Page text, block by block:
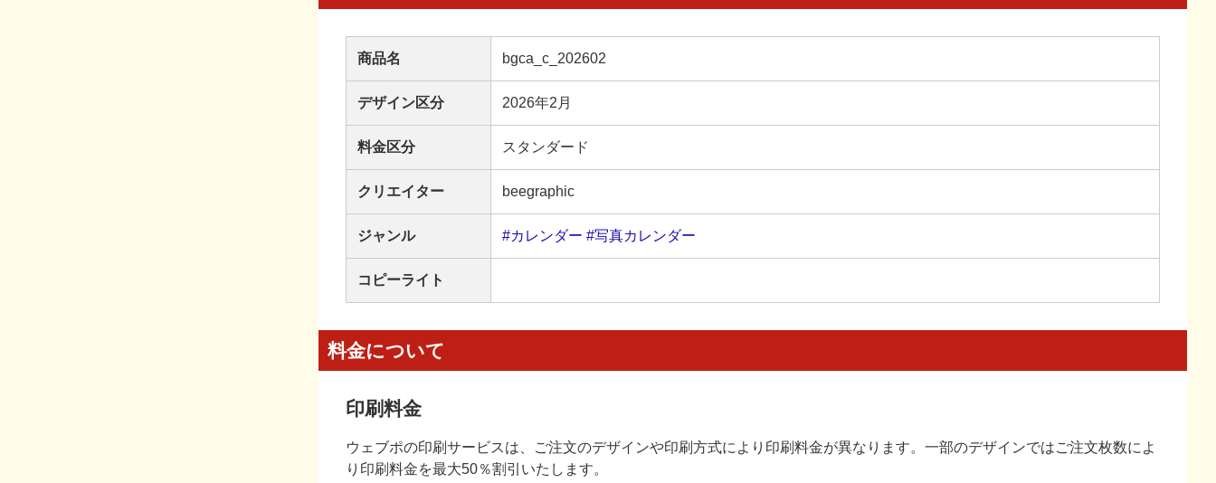
商品名 bgca_c_202602
デザイン区分 2026年2月
料金区分 スタンダード
クリエイター beegraphic
ジャンル #カレンダー #写真カレンダー
コピーライト
料金について
印刷料金
ウェブポの印刷サービスは、ご注文のデザインや印刷方式により印刷料金が異なります。一部のデザインではご注文枚数によ
り印刷料金を最大50％割引いたします。